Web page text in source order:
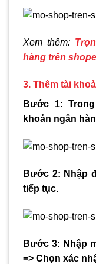
Xem thêm:
hàng trên
3. Thêm tài
Bước 1:
khoản ngân
Bước 2: Nhập
tiếp tục.
Bước 3: Nhập
=> Chọn xác